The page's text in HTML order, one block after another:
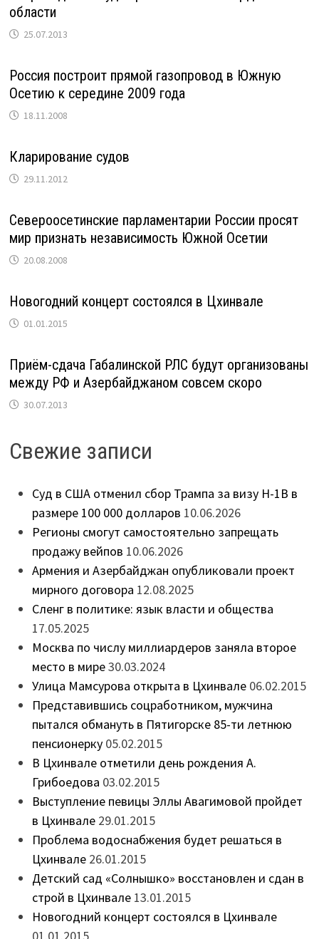
области
25.07.2013
Россия построит прямой газопровод в Южную
Осетию к середине 2009 года
18.11.2008
Кларирование судов
29.11.2012
Североосетинские парламентарии России просят
мир признать независимость Южной Осетии
20.08.2008
Новогодний концерт состоялся в Цхинвале
01.01.2015
Приём-сдача Габалинской РЛС будут организованы
между РФ и Азербайджаном совсем скоро
30.07.2013
Свежие записи
Суд в США отменил сбор Трампа за визу H-1B в
размере 100 000 долларов 10.06.2026
Регионы смогут самостоятельно запрещать
продажу вейпов 10.06.2026
Армения и Азербайджан опубликовали проект
мирного договора 12.08.2025
Сленг в политике: язык власти и общества
17.05.2025
Москва по числу миллиардеров заняла второе
место в мире30.03.2024
Улица Мамсурова открыта в Цхинвале 06.02.2015
Представившись соцработником, мужчина
пытался обмануть в Пятигорске 85-ти летнюю
пенсионерку 05.02.2015
В Цхинвале отметили день рождения А.
Грибоедова 03.02.2015
Выступление певицы Эллы Авагимовой пройдет
в Цхинвале 29.01.2015
Проблема водоснабжения будет решаться в
Цхинвале 26.01.2015
Детский сад «Солнышко» восстановлен и сдан в
строй в Цхинвале 13.01.2015
Новогодний концерт состоялся в Цхинвале